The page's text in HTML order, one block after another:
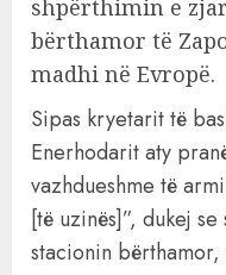
shpërthimin e
bërthamor të
madhi në Evropë.
Sipas kryetarit të
Enerhodarit aty
vazhdueshme të
[të uzinës]”, dukej
stacionin bërthamor,